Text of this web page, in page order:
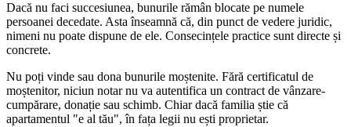
Dacă nu faci succesiunea, bunurile rămân blocate pe numele
persoanei decedate. Asta înseamnă că, din punct de vedere juridic,
nimeni nu poate dispune de ele. Consecințele practice sunt directe și
concrete.
Nu poți vinde sau dona bunurile moștenite. Fără certificatul de
moștenitor, niciun notar nu va autentifica un contract de vânzare-
cumpărare, donație sau schimb. Chiar dacă familia știe că
apartamentul "e al tău", în fața legii nu ești proprietar.